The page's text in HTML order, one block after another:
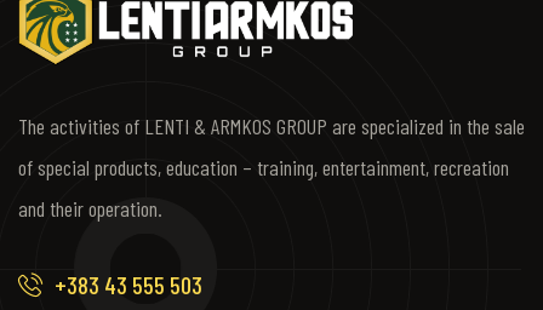
The activities of LENTI & ARMKOS GROUP are specialized in the sale
of special products, education – training, entertainment, recreation
and their operation.
+383 43 555 503